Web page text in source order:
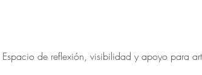
Espacio de reflexión, visibilidad y apoyo para